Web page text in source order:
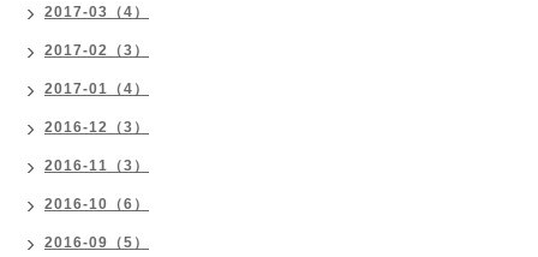
2017-03（4）
2017-02（3）
2017-01（4）
2016-12（3）
2016-11（3）
2016-10（6）
2016-09（5）